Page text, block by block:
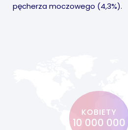
KOBIETY
10 000 000
pęcherza moczowego (4,3%).